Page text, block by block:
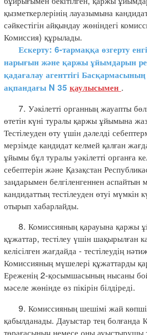
қызметкерлерінің лауазымына
сәйкестігін айқындау жөніндегі
Комиссия) құрылады.
Ескерту: 6-тармаққа өзгерту
нарығын және қаржы ұйымдарын
қадағалау агенттігі
ақпандағы N 35 қаулысымен .
7. Уәкілетті органның жауапты
өтетін күні туралы қаржы ұйымына
Тестілеуден өту үшін дәлелді
мерзімде кандидат келмей қалған
ұйымы бұл туралы уәкілетті органға
себептерін және Қазақстан
заңдарымен белгіленгеннен аспайтын
кандидаттың тестілеуден өтуі мүмкін
отырып хабарлайды.
8. Комиссияның қарауына қаржы
құжаттар, тестілеу үшін шақырылған
келісілген жағдайда - тестілеудің
Комиссияның мүшелері құжаттарды
Ереженің 2-қосымшасының нысаны
мәселе жөнінде өз пікірін білдіреді.
9. Комиссияның шешімі жай
қабылданады. Дауыстар тең болғанда
төрағасының немесе оны ауыстырушы